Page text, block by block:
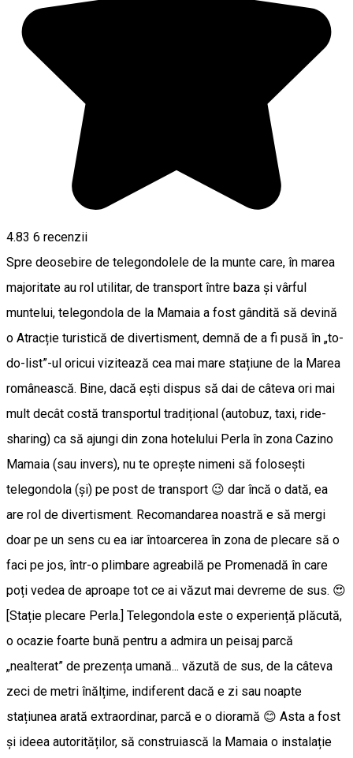
4.83 6 recenzii
Spre deosebire de telegondolele de la munte care, în marea
majoritate au rol utilitar, de transport între baza și vârful
muntelui, telegondola de la Mamaia a fost gândită să devină
o Atracție turistică de divertisment, demnă de a fi pusă în „to-
do-list”-ul oricui vizitează cea mai mare stațiune de la Marea
românească. Bine, dacă ești dispus să dai de câteva ori mai
mult decât costă transportul tradițional (autobuz, taxi, ride-
sharing) ca să ajungi din zona hotelului Perla în zona Cazino
Mamaia (sau invers), nu te oprește nimeni să folosești
telegondola (și) pe post de transport 😉 dar încă o dată, ea
are rol de divertisment. Recomandarea noastră e să mergi
doar pe un sens cu ea iar întoarcerea în zona de plecare să o
faci pe jos, într-o plimbare agreabilă pe Promenadă în care
poți vedea de aproape tot ce ai văzut mai devreme de sus. 😍
[Stație plecare Perla.] Telegondola este o experiență plăcută,
o ocazie foarte bună pentru a admira un peisaj parcă
„nealterat” de prezența umană... văzută de sus, de la câteva
zeci de metri înălțime, indiferent dacă e zi sau noapte
stațiunea arată extraordinar, parcă e o dioramă 😊 Asta a fost
și ideea autorităților, să construiască la Mamaia o instalație